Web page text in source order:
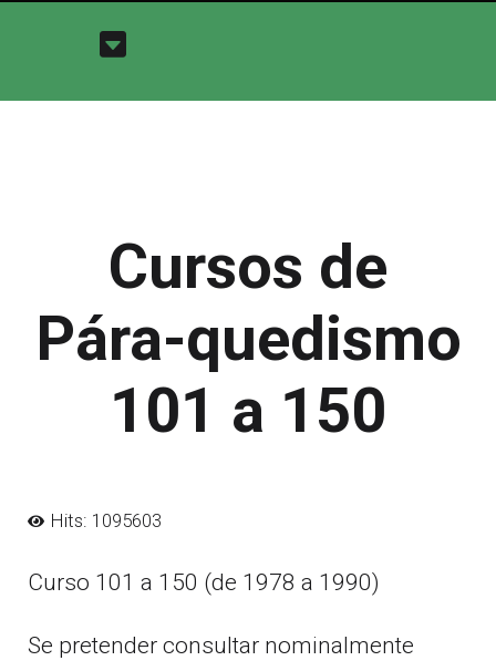
Cursos de
Pára-quedismo
101 a 150
Hits: 1095603
Curso 101 a 150 (de 1978 a 1990)
Se pretender consultar nominalmente